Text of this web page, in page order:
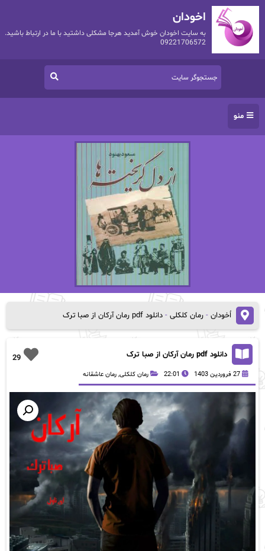
اخودان
به سایت اخودان خوش آمدید هرجا مشکلی داشتید با ما در ارتباط باشید.
09221706572
منو
اُخودان- رمان کلکلی- دانلود pdf رمان آرکان از صبا ترک
29 دانلود pdf رمان آرکان از صبا ترک
27 فروردین 1403 22:01 رمان کلکلی, رمان عاشقانه